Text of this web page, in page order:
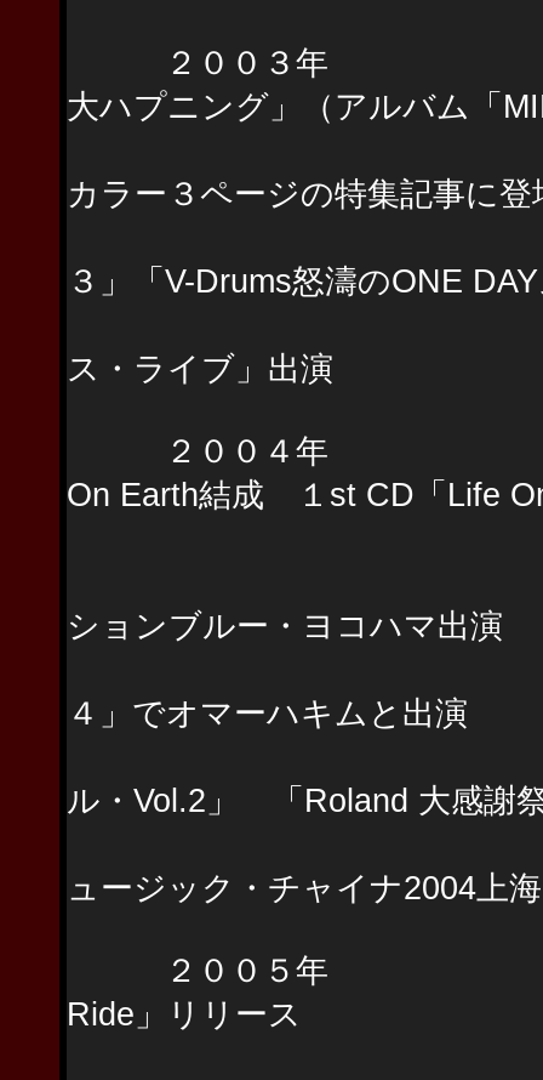
２００３年 藤本美
大ハプニング」（アルバム「
カラー３ページの特集記事に登
３」「V-Drums怒濤のONE
ス・ライブ」出演
２００４年 Bryant
On Earth結成 １st CD「Life
ションブルー・ヨコハマ出演
４」でオマーハキムと出演
ル・Vol.2」 「Roland 大感謝
ュージック・チャイナ2004上
２００５年 Life On
Ride」リリース